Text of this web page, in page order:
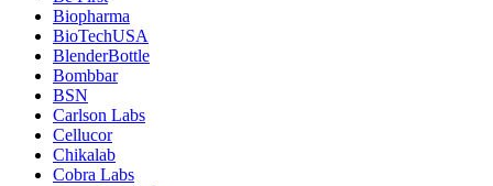
Biopharma
BioTechUSA
BlenderBottle
Bombbar
BSN
Carlson Labs
Cellucor
Chikalab
Cobra Labs